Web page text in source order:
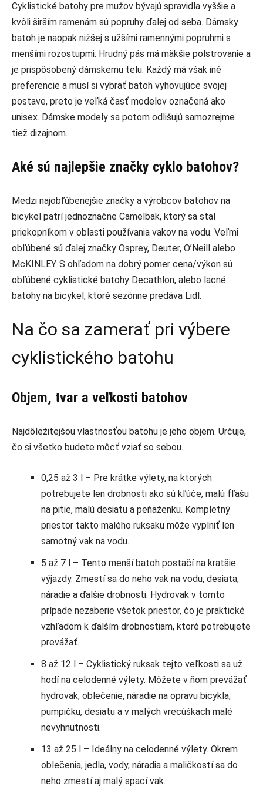
Cyklistické batohy pre mužov bývajú spravidla vyššie a
kvôli širším ramenám sú popruhy ďalej od seba. Dámsky
batoh je naopak nižšej s užšími ramennými popruhmi s
menšími rozostupmi. Hrudný pás má mäkšie polstrovanie a
je prispôsobený dámskemu telu. Každý má však iné
preferencie a musí si vybrať batoh vyhovujúce svojej
postave, preto je veľká časť modelov označená ako
unisex. Dámske modely sa potom odlišujú samozrejme
tiež dizajnom.
Aké sú najlepšie značky cyklo batohov?
Medzi najobľúbenejšie značky a výrobcov batohov na
bicykel patrí jednoznačne Camelbak, ktorý sa stal
priekopníkom v oblasti používania vakov na vodu. Veľmi
obľúbené sú ďalej značky Osprey, Deuter, O’Neill alebo
McKINLEY. S ohľadom na dobrý pomer cena/výkon sú
obľúbené cyklistické batohy Decathlon, alebo lacné
batohy na bicykel, ktoré sezónne predáva Lidl.
Na čo sa zamerať pri výbere
cyklistického batohu
Objem, tvar a veľkosti batohov
Najdôležitejšou vlastnosťou batohu je jeho objem. Určuje,
čo si všetko budete môcť vziať so sebou.
0,25 až 3 l – Pre krátke výlety, na ktorých
potrebujete len drobnosti ako sú kľúče, malú fľašu
na pitie, malú desiatu a peňaženku. Kompletný
priestor takto malého ruksaku môže vyplniť len
samotný vak na vodu.
5 až 7 l – Tento menší batoh postačí na kratšie
výjazdy. Zmestí sa do neho vak na vodu, desiata,
náradie a ďalšie drobnosti. Hydrovak v tomto
prípade nezaberie všetok priestor, čo je praktické
vzhľadom k ďalším drobnostiam, ktoré potrebujete
prevážať.
8 až 12 l – Cyklistický ruksak tejto veľkosti sa už
hodí na celodenné výlety. Môžete v ňom prevážať
hydrovak, oblečenie, náradie na opravu bicykla,
pumpičku, desiatu a v malých vrecúškach malé
nevyhnutnosti.
13 až 25 l – Ideálny na celodenné výlety. Okrem
oblečenia, jedla, vody, náradia a maličkostí sa do
neho zmestí aj malý spací vak.